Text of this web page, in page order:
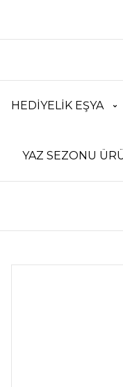
HEDİYELİK EŞYA
YAZ SEZONU